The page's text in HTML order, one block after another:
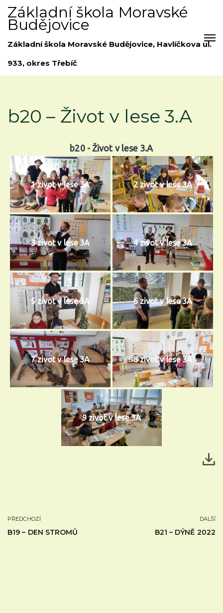
Základní škola Moravské
Budějovice
Základní škola Moravské Budějovice, Havlíčkova ul.
933, okres Třebíč
b20 – Život v lese 3.A
b20 - Život v lese 3.A
1 zivot v lese 3A 2 zivot v lese 3A
3 zivot v lese 3A 4 zivot v lese 3A
5 zivot v lese 3A 6 zivot v lese 3A
7 zivot v lese 3A 8 zivot v lese 3A
9 zivot v lese 3A
PŘEDCHOZÍ
B19 – DEN STROMŮ
DALŠÍ
B21 – DÝNĚ 2022